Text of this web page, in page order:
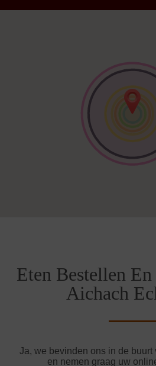
Eten Bestellen
Aichach
Ja, we bevinden ons in de buurt
en nemen graag uw